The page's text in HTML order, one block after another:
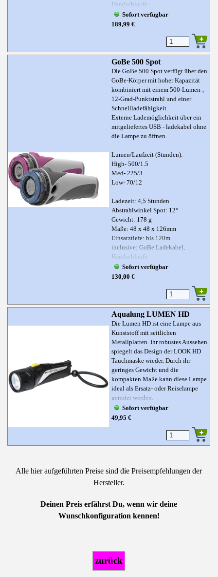
Handschlaufe
Sofort verfügbar
189,99 €
GoBe 500 Spot
Die GoBe 500 Spot verfügt über den
GoBe-Körper mit hoher Kapazität
kombiniert mit einem 500-Lumen-,
12-Grad-Punktstrahl und einer
Schnellladefähigkeit.
Externe Lademöglichkeit über ein
mitgeliefertes USB - ladekabel ohne
die Lampe zu öffnen.
Lumen/Laufzeit (Stunden):
High- 500/1.5
Med- 225/3
Low- 70/12
Ladezeit: 4,5 Stunden
Abstrahlwinkel Spot: 12°
Gewicht: 178 g
Maße: 48 x 48 x 126mm
Einsatztiefe: bis 120m
inclusive: GoBe Ladekabel,
Handschlaufe
Sofort verfügbar
130,00 €
Aqualung LUMEN HD
Die Lumen HD ist eine Lampe aus
Kunststoff mit seitlichen
Metallplatten. Ihr robustes Aussehen
spiegelt das Design der LOOK HD
Tauchmaske wieder. Durch ihr
geringes Gewicht und die
kompakten Maße kann diese Lampe
ideal als Ersatz- oder Reiselampe
genutzt werden.
Sofort verfügbar
49,95 €
Alle hier aufgeführten Preise sind die Preisempfehlungen der
Hersteller.
Deinen Preis erfährst Du, wenn wir deine
Wunschkonfiguration kennen!
zurück